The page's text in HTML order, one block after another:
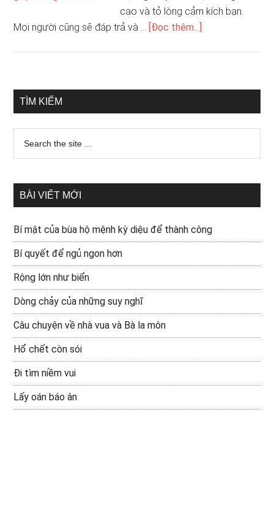
cao và tỏ lòng cảm kích bạn.
Mọi người cũng sẽ đáp trả và … [Đọc thêm...]
TÌM KIẾM
BÀI VIẾT MỚI
Bí mật của bùa hộ mệnh kỳ diệu để thành công
Bí quyết để ngủ ngon hơn
Rộng lớn như biển
Dòng chảy của những suy nghĩ
Câu chuyện về nhà vua và Bà la môn
Hổ chết còn sói
Đi tìm niềm vui
Lấy oán báo ân